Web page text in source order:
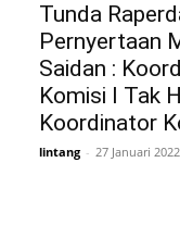
Tunda
Pernyertaan
Saidan :
Komisi I Tak
Koordinator
lintang - 27 Januari 2022